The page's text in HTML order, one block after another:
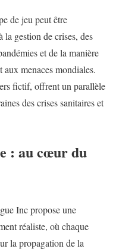
de jeu peut être
la gestion de crises, des
et de la manière
menaces mondiales.
fictif, offrent un parallèle
des crises sanitaires et
: au cœur du
Inc propose une
réaliste, où chaque
la propagation de la